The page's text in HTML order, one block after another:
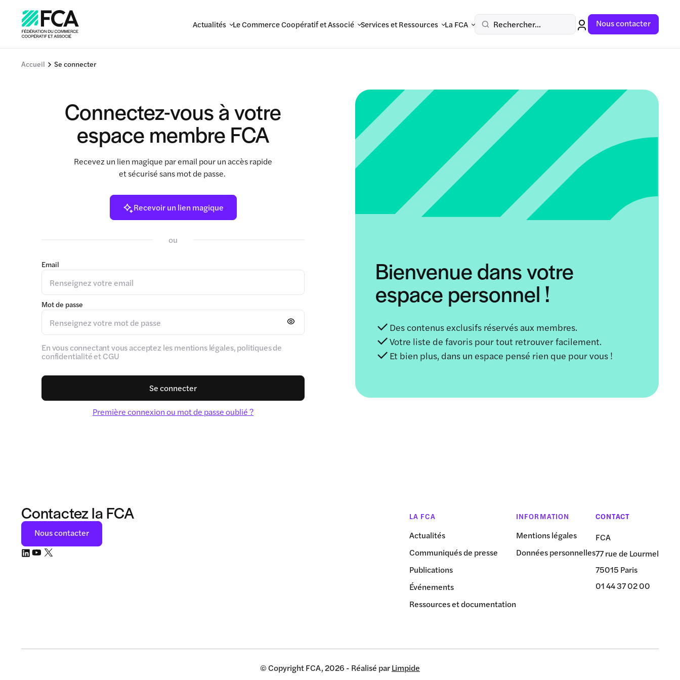
Actualités Le Commerce Coopératif et Associé Services et Ressources La FCA Rechercher... Nous contacter
Accueil Se connecter
Connectez-vous à votre
espace membre FCA
Recevez un lien magique par email pour un accès rapide
et sécurisé sans mot de passe.
Recevoir un lien magique
ou
Email
Mot de passe
En vous connectant vous acceptez les mentions légales, politiques de
confidentialité et CGU
Se connecter
Première connexion ou mot de passe oublié ?
Bienvenue dans votre
espace personnel !
Des contenus exclusifs réservés aux membres.
Votre liste de favoris pour tout retrouver facilement.
Et bien plus, dans un espace pensé rien que pour vous !
Contactez la FCA
Nous contacter
LA FCA
Actualités
Communiqués de presse
Publications
Événements
Ressources et documentation
INFORMATION
Mentions légales
Données personnelles
CONTACT
FCA
77 rue de Lourmel
75015 Paris
01 44 37 02 00
© Copyright FCA, 2026 - Réalisé parLimpide